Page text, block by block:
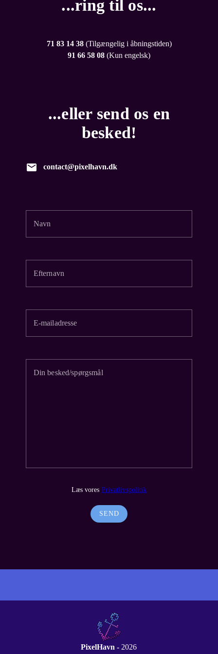
...ring til os...
71 83 14 38(Tilgængelig i åbningstiden)
91 66 58 08 (Kun engelsk)
...eller send os en
besked!
contact@pixelhavn.dk
Navn
Efternavn
E-mailadresse
Din besked/spørgsmål
Læs vores Privatlivspolitik
SEND
PixelHavn - 2026